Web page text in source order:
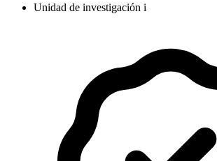
Unidad de investigación i